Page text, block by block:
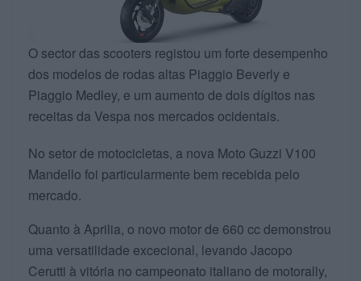
O sector das scooters registou um forte desempenho
dos modelos de rodas altas Piaggio Beverly e
Piaggio Medley, e um aumento de dois dígitos nas
receitas da Vespa nos mercados ocidentais.
No setor de motocicletas, a nova Moto Guzzi V100
Mandello foi particularmente bem recebida pelo
mercado.
Quanto à Aprilia, o novo motor de 660 cc demonstrou
uma versatilidade excecional, levando Jacopo
Cerutti à vitória no campeonato italiano de motorally,